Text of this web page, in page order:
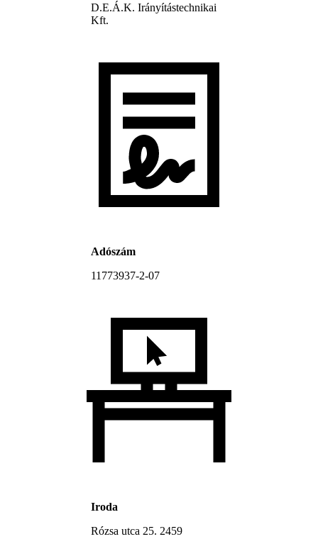
D.E.Á.K. Irányítástechnikai
Kft.
Adószám
11773937-2-07
Iroda
Rózsa utca 25. 2459